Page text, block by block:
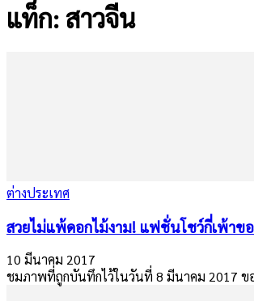
แท็ก: สาวจีน
ต่างประเทศ
สวยไม่แพ้ดอกไม้งาม! แฟชั่นโชว์กี่เพ้า
10 มีนาคม 2017
ชมภาพที่ถูกบันทึกไว้ในวันที่ 8 มีนาคม 2017 ข